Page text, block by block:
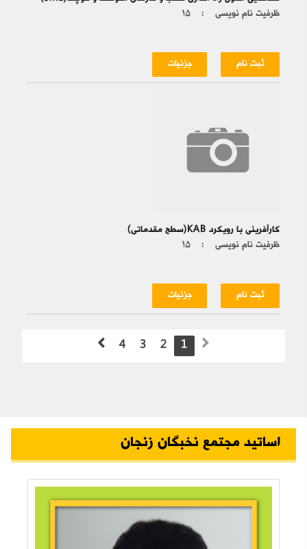
ظرفیت نام نویسی : ۱۵
ثبت نام جزئیات
کارآفرینی با رویکرد KAB(سطح مقدماتی)
ظرفیت نام نویسی : ۱۵
ثبت نام جزئیات
1
2
3
4
اساتید مجتمع نخبگان زنجان